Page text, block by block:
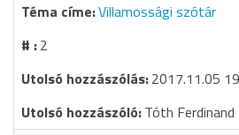
Villamossági szótár
2
2017.11.05
Tóth Ferdinand